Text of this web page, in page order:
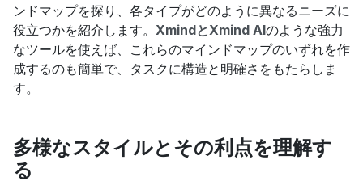
ンドマップを探り、各タイプがどのように異なるニーズに
役立つかを紹介します。 XmindとXmind AIのような強力
なツールを使えば、これらのマインドマップのいずれを作
成するのも簡単で、タスクに構造と明確さをもたらしま
す。
多様なスタイルとその利点を理解す
る